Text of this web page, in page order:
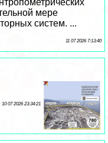
мере
систем. ...
11 07 2026 7:13:40
10 07 2026 23:34:21